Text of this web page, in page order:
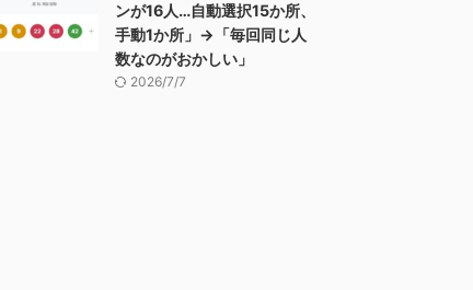
ンが16人…自動選択15か所、
手動1か所」→「毎回同じ人
数なのがおかしい」
2026/7/7